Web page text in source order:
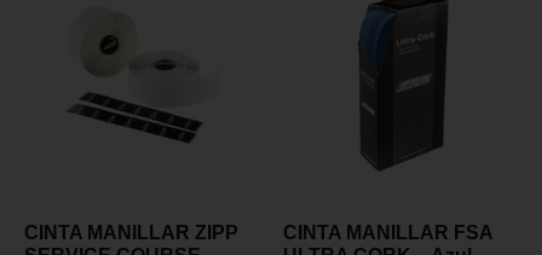
CINTA MANILLAR ZIPP
CINTA MANILLAR FSA